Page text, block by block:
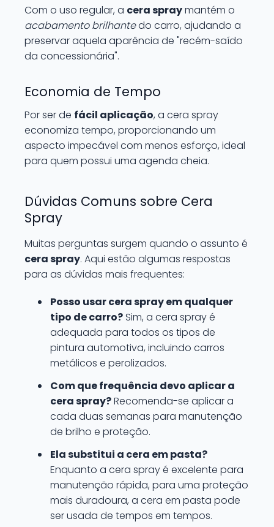
Com o uso regular, a cera spraymantém o
acabamento brilhantedo carro, ajudando a
preservar aquela aparência de "recém-saído
da concessionária".
Economia de Tempo
Por ser de fácil aplicação, a cera spray
economiza tempo, proporcionando um
aspecto impecável com menos esforço, ideal
para quem possui uma agenda cheia.
Dúvidas Comuns sobre Cera
Spray
Muitas perguntas surgem quando o assunto é
cera spray. Aqui estão algumas respostas
para as dúvidas mais frequentes:
Posso usar cera spray em qualquer
tipo de carro? Sim, a cera spray é
adequada para todos os tipos de
pintura automotiva, incluindo carros
metálicos e perolizados.
Com que frequência devo aplicar a
cera spray?Recomenda-se aplicar a
cada duas semanas para manutenção
de brilho e proteção.
Ela substitui a cera em pasta?
Enquanto a cera spray é excelente para
manutenção rápida, para uma proteção
mais duradoura, a cera em pasta pode
ser usada de tempos em tempos.